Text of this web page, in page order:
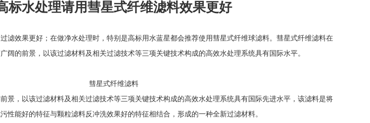
标水处理请用彗星式纤维滤料效果更好
滤效果更好；在做净水处理时，特别是高标用水蓝星都会推荐使用彗星式纤维球滤料。彗星式纤维滤料在
阔的前景，以该过滤材料及相关过滤技术等三项关键技术构成的高效水处理系统具有国际水平。
彗星式纤维滤料
景，以该过滤材料及相关过滤技术等三项关键技术构成的高效水处理系统具有国际先进水平，该滤料是将
性能好的特征与颗粒滤料反冲洗效果好的特征相结合，形成的一种全新过滤材料。